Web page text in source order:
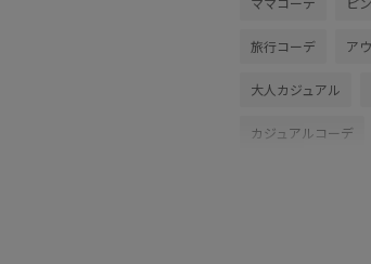
旅行コーデ ア
大人カジュアル
カジュアルコーデ